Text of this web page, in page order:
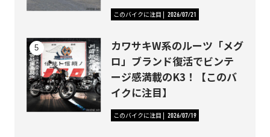
このバイクに注目 2026/07/21
カワサキW系のルーツ「メグ
ロ」ブランド復活でビンテ
ージ感満載のK3！【このバ
イクに注目】
このバイクに注目 2026/07/19